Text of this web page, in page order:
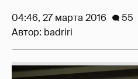
04:46, 27 марта 2016
55
Автор: badriri